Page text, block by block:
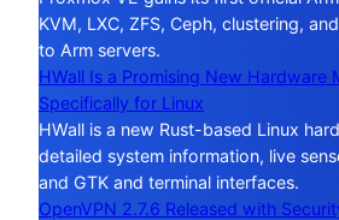
KVM, LXC, ZFS, Ceph, clustering,
to Arm servers.
HWall Is a Promising New Hardware
Specifically for Linux
HWall is a new Rust-based Linux
detailed system information, live
and GTK and terminal interfaces.
OpenVPN 2.7.6 Released with